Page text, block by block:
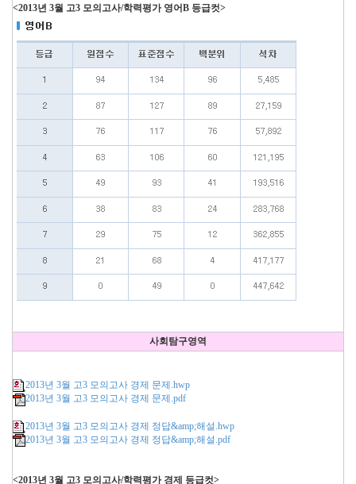
<2013년 3월 고3 모의고사/학력평가 영어B 등급컷>
사회탐구영역
2013년 3월 고3 모의고사 경제 문제.hwp
2013년 3월 고3 모의고사 경제 문제.pdf
2013년 3월 고3 모의고사 경제 정답&amp;해설.hwp
2013년 3월 고3 모의고사 경제 정답&amp;해설.pdf
<2013년 3월 고3 모의고사/학력평가 경제 등급컷>